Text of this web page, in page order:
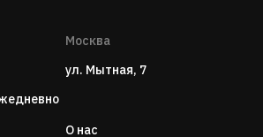
Москва
ул. Мытная, 7
О нас